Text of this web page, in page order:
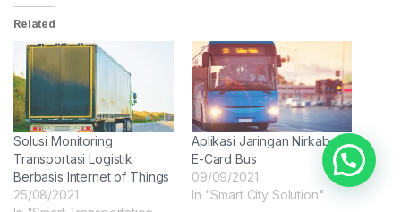
Related
Solusi Monitoring
Transportasi Logistik
Berbasis Internet of Things
25/08/2021
Aplikasi Jaringan Nirkabel
E-Card Bus
09/09/2021
In "Smart City Solution"